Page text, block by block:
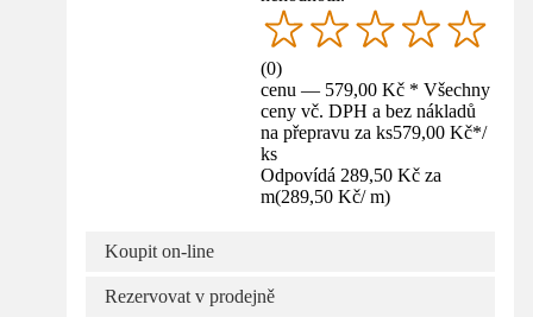
(0)
cenu — 579,00 Kč * Všechny
ceny vč. DPH a bez nákladů
na přepravu za ks579,00 Kč*/
ks
Odpovídá 289,50 Kč za
m(289,50 Kč/ m)
Koupit on-line
Rezervovat v prodejně